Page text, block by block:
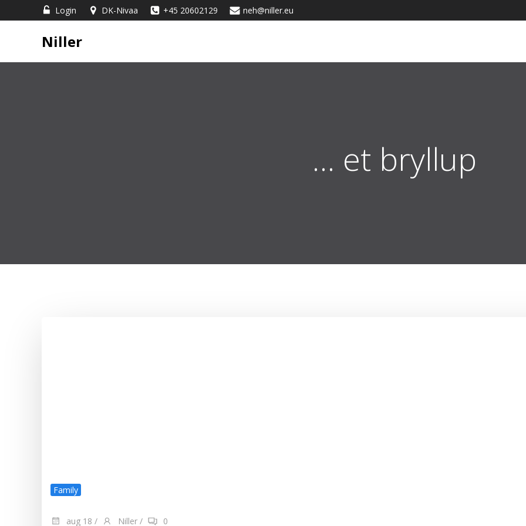
til
Login DK-Nivaa +45 20602129 neh@niller.eu
Niller
… et bryllup
Family
aug 18 / Niller / 0